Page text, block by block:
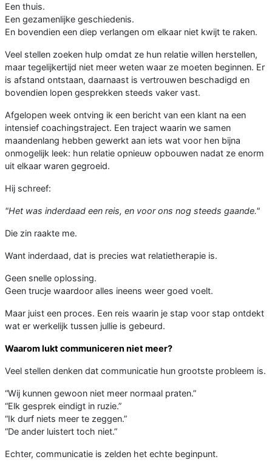
Een thuis.
Een gezamenlijke geschiedenis.
En bovendien een diep verlangen om elkaar niet kwijt te raken.
Veel stellen zoeken hulp omdat ze hun relatie willen herstellen,
maar tegelijkertijd niet meer weten waar ze moeten beginnen. Er
is afstand ontstaan, daarnaast is vertrouwen beschadigd en
bovendien lopen gesprekken steeds vaker vast.
Afgelopen week ontving ik een bericht van een klant na een
intensief coachingstraject. Een traject waarin we samen
maandenlang hebben gewerkt aan iets wat voor hen bijna
onmogelijk leek: hun relatie opnieuw opbouwen nadat ze enorm
uit elkaar waren gegroeid.
Hij schreef:
"Het was inderdaad een reis, en voor ons nog steeds gaande."
Die zin raakte me.
Want inderdaad, dat is precies wat relatietherapie is.
Geen snelle oplossing.
Geen trucje waardoor alles ineens weer goed voelt.
Maar juist een proces. Een reis waarin je stap voor stap ontdekt
wat er werkelijk tussen jullie is gebeurd.
Waarom lukt communiceren niet meer?
Veel stellen denken dat communicatie hun grootste probleem is.
“Wij kunnen gewoon niet meer normaal praten.”
“Elk gesprek eindigt in ruzie.”
“Ik durf niets meer te zeggen.”
“De ander luistert toch niet.”
Echter, communicatie is zelden het echte beginpunt.